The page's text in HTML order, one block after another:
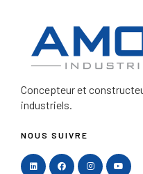
Concepteur et
industriels.
NOUS SUIVRE